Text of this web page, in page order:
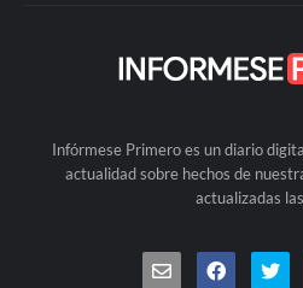
Infórmese Primero es un diario
actualidad sobre hechos de
actualizadas